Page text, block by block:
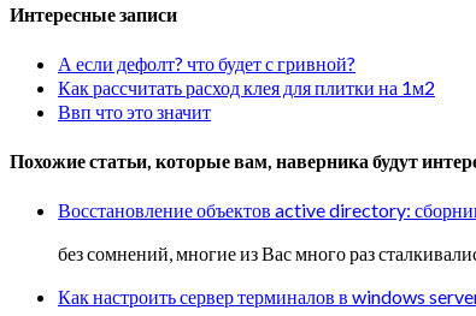
Интересные записи
А если дефолт? что будет с гривной?
Как рассчитать расход клея для плитки на 1м2
Ввп что это значит
Похожие статьи, которые вам, наверника будут
Восстановление объектов active directory:
без сомнений, многие из Вас много раз
Как настроить сервер терминалов в windows